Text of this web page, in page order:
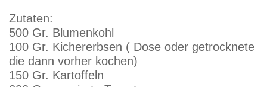
Zutaten:
500 Gr. Blumenkohl
100 Gr. Kichererbsen ( Dose oder getrocknete
die dann vorher kochen)
150 Gr. Kartoffeln